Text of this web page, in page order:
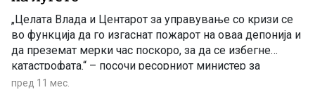
„Целата Влада и Центарот за управување со кризи се
во функција да го изгаснат пожарот на оваа депонија и
да преземат мерки час поскоро, за да се избегне
катастрофата.“ – посочи ресорниот министер за
заштита на животната средина Изет Меџити.
пред 11 мес.